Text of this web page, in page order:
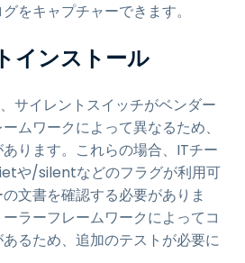
をキャプチャーできます。
インストール
サイレントスイッチがベンダー
ムワークによって異なるため、
ります。これらの場合、ITチー
や/silentなどのフラグが利用可
文書を確認する必要がありま
ラーフレームワークによってコ
るため、追加のテストが必要に